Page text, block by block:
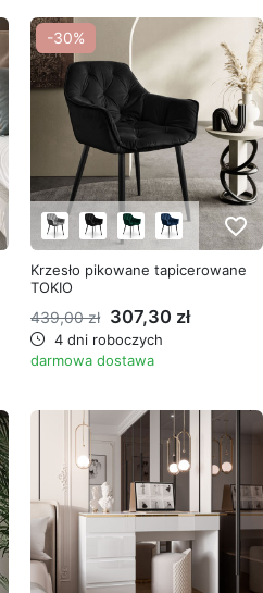
-30%
favorite_border
Krzesło pikowane tapicerowane
TOKIO
439,00 zł 307,30 zł
4 dni roboczych
darmowa dostawa